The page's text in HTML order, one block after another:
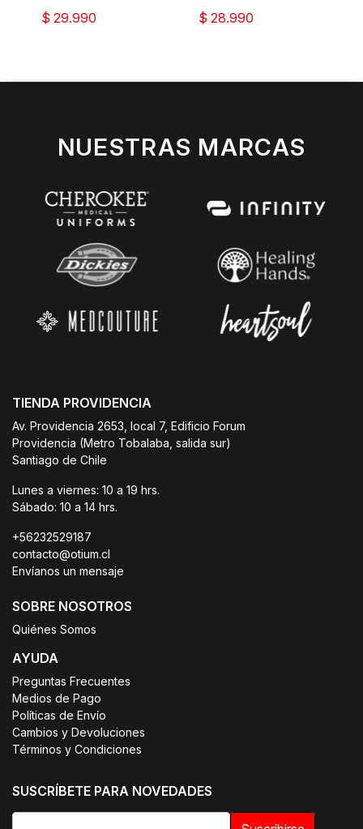
$ 29.990 $ 28.990
NUESTRAS MARCAS
TIENDA PROVIDENCIA
Av. Providencia 2653, local 7, Edificio Forum
Providencia (Metro Tobalaba, salida sur)
Santiago de Chile
Lunes a viernes: 10 a 19 hrs.
Sábado: 10 a 14 hrs.
+56232529187
contacto@otium.cl
Envíanos un mensaje
SOBRE NOSOTROS
Quiénes Somos
AYUDA
Preguntas Frecuentes
Medios de Pago
Políticas de Envío
Cambios y Devoluciones
Términos y Condiciones
SUSCRÍBETE PARA NOVEDADES